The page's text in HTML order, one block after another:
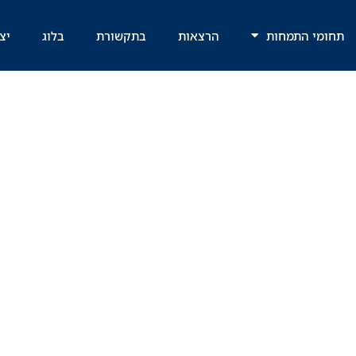
תחומי התמחות הרצאות בתקשורת בלוג